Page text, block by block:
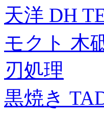
天洋 DH
モクト 木
刃処理
黒焼き